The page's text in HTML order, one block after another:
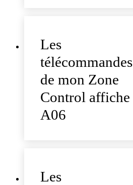
Les
télécommandes
de mon Zone
Control affiche
A06
Les